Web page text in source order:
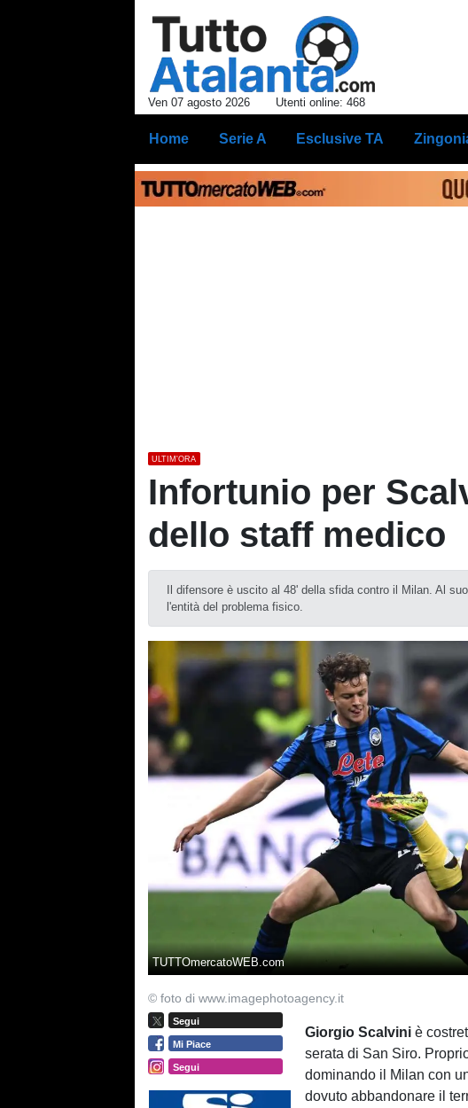
Ven 07 agosto 2026 Utenti online: 468
Home Serie A Esclusive TA
ULTIM'ORA
Infortunio per
dello staff medico
Il difensore è uscito al 48' della sfida contro il Milan. Al
l'entità del problema fisico.
TUTTOmercatoWEB.com
© foto di www.imagephotoagency.it
Segui
Mi Piace
Segui
Giorgio Scalviniè
serata di San Siro.
dominando il Milan con
dovuto abbandonare il